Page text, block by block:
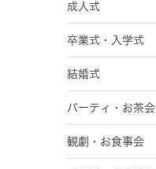
成人式
卒業式・入学式
結婚式
パーティ・お茶会
観劇・お食事会